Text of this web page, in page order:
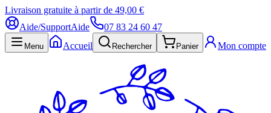
Livraison gratuite à partir de 49,00 €
Aide/SupportAide 07 83 24 60 47
Menu Accueil Rechercher Panier Mon compte